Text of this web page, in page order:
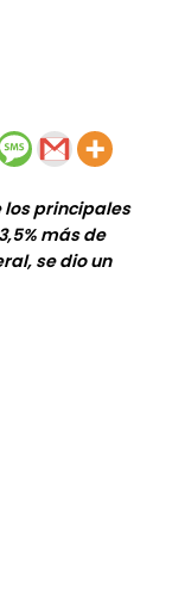
los principales
más de
se dio un